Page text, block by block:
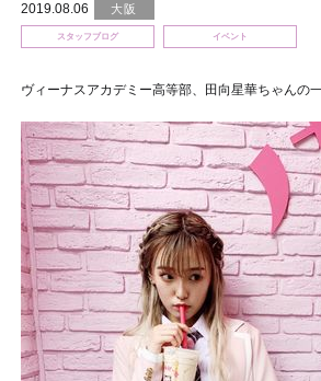
2019.08.06 大阪
スタッフブログ イベント
ヴィーナスアカデミー高等部、田向星華ちゃんの